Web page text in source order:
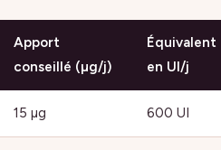
Apport
conseillé (µg/j)
Équivalent
en UI/j
15 µg 600 UI